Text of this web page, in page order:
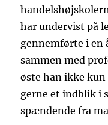
har undervist på
gennemførte i en
sammen med
øste han ikke
gerne et indblik i
spændende fra